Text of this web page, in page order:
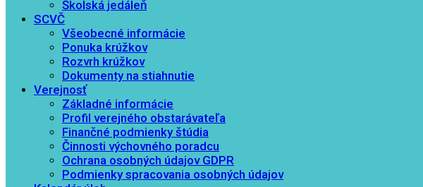
Školská jedáleň
SCVČ
Všeobecné informácie
Ponuka krúžkov
Rozvrh krúžkov
Dokumenty na stiahnutie
Verejnosť
Základné informácie
Profil verejného obstarávateľa
Finančné podmienky štúdia
Činnosti výchovného poradcu
Ochrana osobných údajov GDPR
Podmienky spracovania osobných údajov